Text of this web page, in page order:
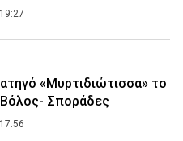
«Μυρτιδιώτισσα» το
Σποράδες